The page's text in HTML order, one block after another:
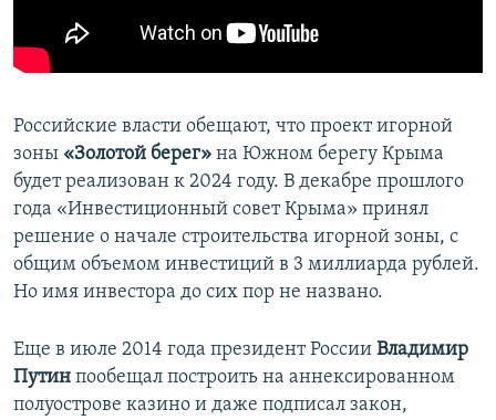
ПОБЕДИТЕЛЕЙ НЕ СУДЯТ?
КРЫМ.НЕПОКОРЕННЫЙ
УКРАИНСКАЯ ПРОБЛЕМА КРЫМА
ПРИСОЕДИНЯЙТЕСЬ!
Все сайты RFE/RL
Российские власти обещают, что проект игорной
зоны «Золотой берег» на Южном берегу Крыма
будет реализован к 2024 году. В декабре прошлого
года «Инвестиционный совет Крыма» принял
решение о начале строительства игорной зоны, с
общим объемом инвестиций в 3 миллиарда рублей.
Но имя инвестора до сих пор не названо.
Еще в июле 2014 года президент России Владимир
Путин пообещал построить на аннексированном
полуострове казино и даже подписал закон,